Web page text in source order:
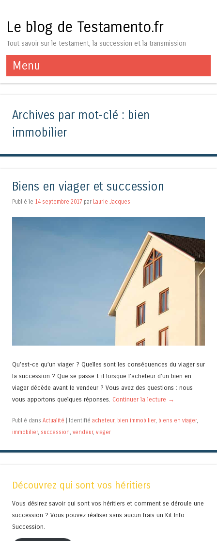
Le blog de Testamento.fr
Tout savoir sur le testament, la succession et la transmission
Menu
Aller au contenu
Archives par mot-clé : bien
immobilier
Biens en viager et succession
Publié le 14 septembre 2017 par Laurie Jacques
Qu’est-ce qu’un viager ? Quelles sont les conséquences du viager sur
la succession ? Que se passe-t-il lorsque l’acheteur d’un bien en
viager décède avant le vendeur ? Vous avez des questions : nous
vous apportons quelques réponses. Continuer la lecture →
Publié dans Actualité Identifié acheteur, bien immobilier, biens en viager,
immobilier, succession, vendeur, viager
Découvrez qui sont vos héritiers
Vous désirez savoir qui sont vos héritiers et comment se déroule une
succession ? Vous pouvez réaliser sans aucun frais un Kit Info
Succession.